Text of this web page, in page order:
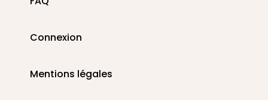
Connexion
Mentions légales